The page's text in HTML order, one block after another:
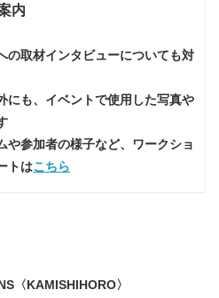
内
の取材インタビューについても対
にも、イベントで使用した写真や
や参加者の様子など、ワークショ
トはこちら
〈 KAMISHIHORO〉